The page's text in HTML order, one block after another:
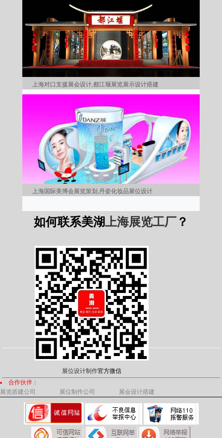
上海对口支援展会设计,都江堰展览展示设计搭建
上海国际美博会展览策划,丹姿化妆品展位设计
如何联系美湖上海展览工厂 ？
展位设计制作官方微信
合作伙伴：
展览搭建公司
展位制作公司 展会设计搭建